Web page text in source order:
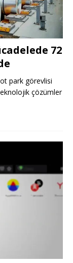
72
park görevlisi
çözümler